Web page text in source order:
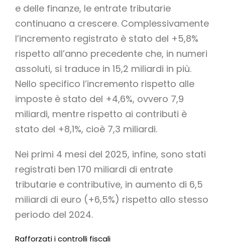
e delle finanze, le entrate tributarie
continuano a crescere. Complessivamente
l’incremento registrato è stato del +5,8%
rispetto all’anno precedente che, in numeri
assoluti, si traduce in 15,2 miliardi in più.
Nello specifico l’incremento rispetto alle
imposte è stato del +4,6%, ovvero 7,9
miliardi, mentre rispetto ai contributi è
stato del +8,1%, cioè 7,3 miliardi.
Nei primi 4 mesi del 2025, infine, sono stati
registrati ben 170 miliardi di entrate
tributarie e contributive, in aumento di 6,5
miliardi di euro (+6,5%) rispetto allo stesso
periodo del 2024.
Rafforzati i controlli fiscali